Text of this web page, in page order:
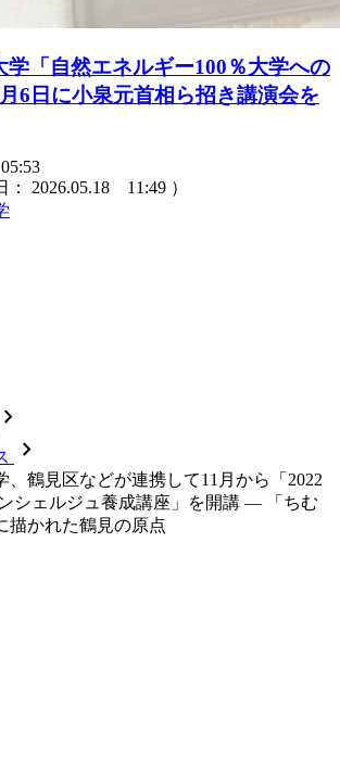
学「自然エネルギー100％大学への
6日に小泉元首相ら招き講演会を
： 2026.05.18 11:49 ）
chevron_forward
chevron_forward
、鶴見区などが連携して11月から「2022
シェルジュ養成講座」を開講 — 「ちむ
描かれた鶴見の原点